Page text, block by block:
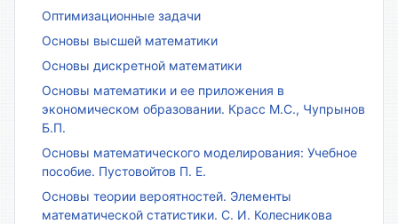
Оптимизационные задачи
Основы высшей математики
Основы дискретной математики
Основы математики и ее приложения в
экономическом образовании. Красс М.С., Чупрынов
Б.П.
Основы математического моделирования: Учебное
пособие. Пустовойтов П. Е.
Основы теории вероятностей. Элементы
математической статистики. С. И. Колесникова